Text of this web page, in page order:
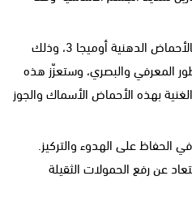
الإكثار من تناول الأطعمة الغنية بالأحماض الدهنية أوميجا 3، وذلك
المعرفي والبصري، وستعزّز هذه
بهذه الأحماض الأسماك والجوز
الحفاظ على الهدوء والتركيز.
عن رفع الحمولات الثقيلة